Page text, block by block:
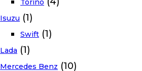
Isuzu (1)
Swift (1)
Lada (1)
Mercedes Benz (10)